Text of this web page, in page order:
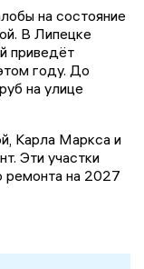
на состояние
В Липецке
приведёт
году. До
на улице
Карла Маркса и
Эти участки
ремонта на 2027